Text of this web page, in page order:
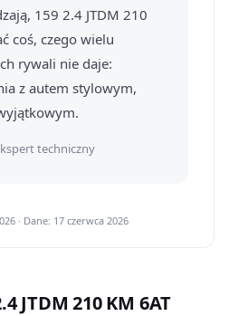
159 2.4 JTDM 210
coś, czego wielu
rywali nie daje:
z autem stylowym,
techniczny
· Dane: 17 czerwca 2026
JTDM 210 KM 6AT